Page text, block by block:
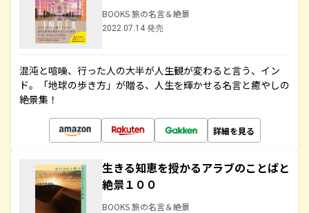
BOOKS 旅の名言＆絶景
2022.07.14 発売
混沌と喧噪、行った人の大半が人生観が変わると言う、イン
ド。「地球の歩き方」が贈る、人生を輝かせる名言と癒やしの
絶景集！
詳細を見る
生きる知恵を授かるアラブのことばと
絶景１００
BOOKS 旅の名言＆絶景